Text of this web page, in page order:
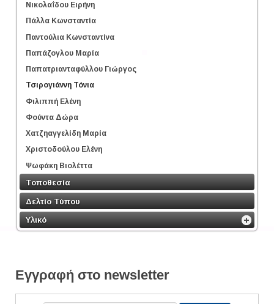
Νικολαΐδου Ειρήνη
Πάλλα Κωνσταντία
Παντούλια Κωνσταντίνα
Παπάζογλου Μαρία
Παπατριανταφύλλου Γιώργος
Τσιρογιάννη Τόνια
Φιλιππή Ελένη
Φούντα Δώρα
Χατζηαγγελίδη Μαρία
Χριστοδούλου Ελένη
Ψωφάκη Βιολέττα
Τοποθεσία
Δελτίο Τύπου
Υλικό
Εγγραφή στο newsletter